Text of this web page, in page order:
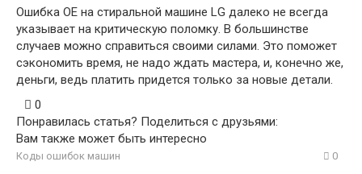
Ошибка OE на стиральной машине LG далеко не всегда
указывает на критическую поломку. В большинстве
случаев можно справиться своими силами. Это поможет
сэкономить время, не надо ждать мастера, и, конечно же,
деньги, ведь платить придется только за новые детали.
0
Понравилась статья? Поделиться с друзьями:
Вам также может быть интересно
Коды ошибок машин 0